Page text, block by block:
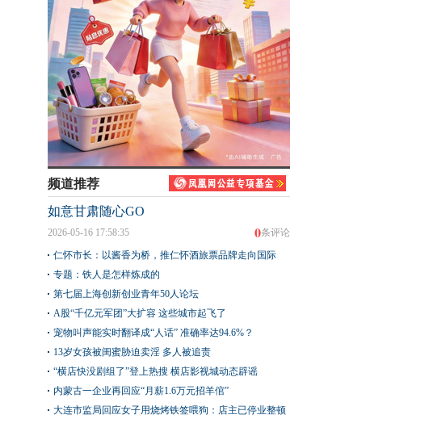
频道推荐
如意甘肃随心GO
0条评论
2026-05-16 17:58:35
仁怀市长：以酱香为桥，推仁怀酒旅票品牌走向国际
专题：铁人是怎样炼成的
第七届上海创新创业青年50人论坛
A股“千亿元军团”大扩容 这些城市起飞了
宠物叫声能实时翻译成“人话” 准确率达94.6%？
13岁女孩被闺蜜胁迫卖淫 多人被追责
“横店快没剧组了”登上热搜 横店影视城动态辟谣
内蒙古一企业再回应“月薪1.6万元招羊倌”
大连市监局回应女子用烧烤铁签喂狗：店主已停业整顿